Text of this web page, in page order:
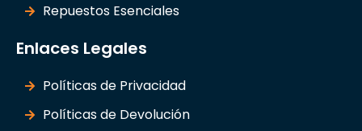
Repuestos Esenciales
Enlaces Legales
Políticas de Privacidad
Políticas de Devolución